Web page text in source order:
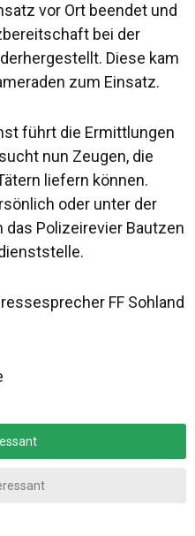
vor Ort beendet und
bei der
Diese kam
zum Einsatz.
führt die Ermittlungen
nun Zeugen, die
liefern können.
oder unter der
das Polizeirevier Bautzen
FF Sohland